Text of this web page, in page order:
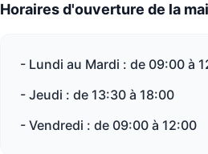
Horaires d'ouverture de la
- Lundi au Mardi : de 09:00 à
- Jeudi : de 13:30 à 18:00
- Vendredi : de 09:00 à 12:00